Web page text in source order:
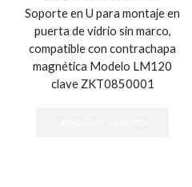
Soporte en U para montaje en
puerta de vidrio sin marco,
compatible con contrachapa
magnética Modelo LM120
clave ZKT0850001